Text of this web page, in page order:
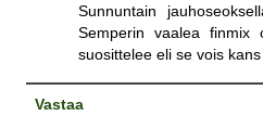
Sunnuntain
Semperin vaalea
suosittelee eli se vois
Vastaa